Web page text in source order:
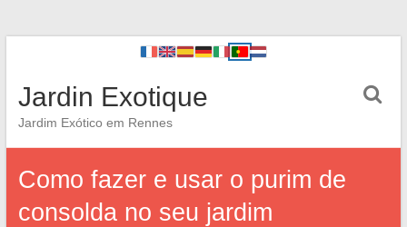
Jardin Exotique
Jardim Exótico em Rennes
Como fazer e usar o purim de
consolda no seu jardim